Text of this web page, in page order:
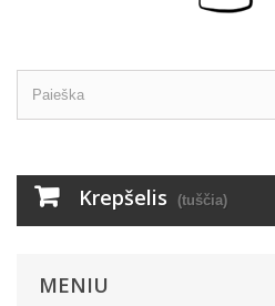
Krepšelis (tuščia)
MENIU